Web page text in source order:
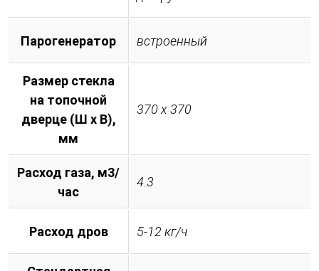
Парогенератор встроенный
Размер стекла
на топочной
дверце (Ш х В),
мм
370 х 370
Расход газа, м3/
час
4.3
Расход дров 5-12 кг/ч